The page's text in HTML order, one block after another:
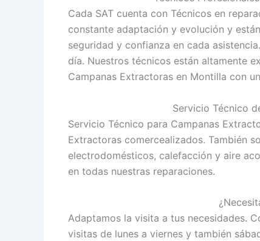
Cada SAT cuenta con Técnicos en
constante adaptación y evolución y
seguridad y confianza en cada
día. Nuestros técnicos están altamente
Campanas Extractoras en Montilla con
Servicio Técnico
Servicio Técnico para Campanas
Extractoras comercealizados. También
electrodomésticos, calefacción y aire
en todas nuestras reparaciones.
Adaptamos la visita a tus necesidades.
visitas de lunes a viernes y también